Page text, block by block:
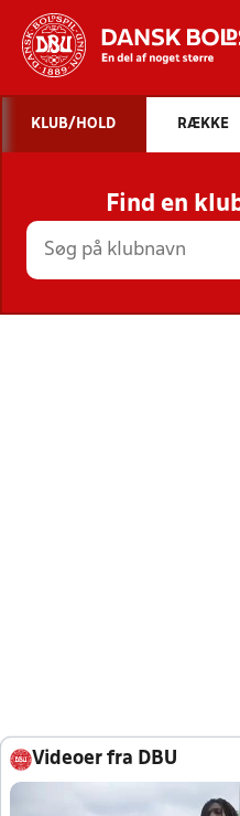
STILLINGER,
KLUB/HOLD RÆKKE
Find en
Videoer fra DBU